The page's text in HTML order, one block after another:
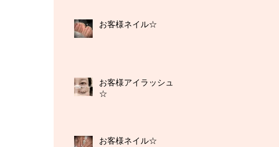
お客様ネイル☆
お客様アイラッシュ
☆
お客様ネイル☆